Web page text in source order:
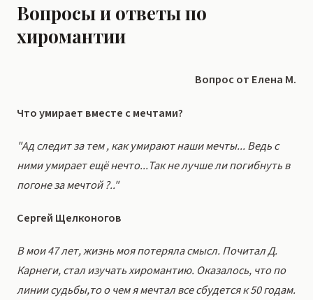
Вопросы и ответы по
хиромантии
Вопрос от Елена М.
Что умирает вместе с мечтами?
"Ад следит за тем , как умирают наши мечты... Ведь с
ними умирает ещё нечто...Так не лучше ли погибнуть в
погоне за мечтой ?.."
Сергей Щелконогов
В мои 47 лет, жизнь моя потеряла смысл. Почитал Д.
Карнеги, стал изучать хиромантию. Оказалось, что по
линии судьбы,то о чем я мечтал все сбудется к 50 годам.